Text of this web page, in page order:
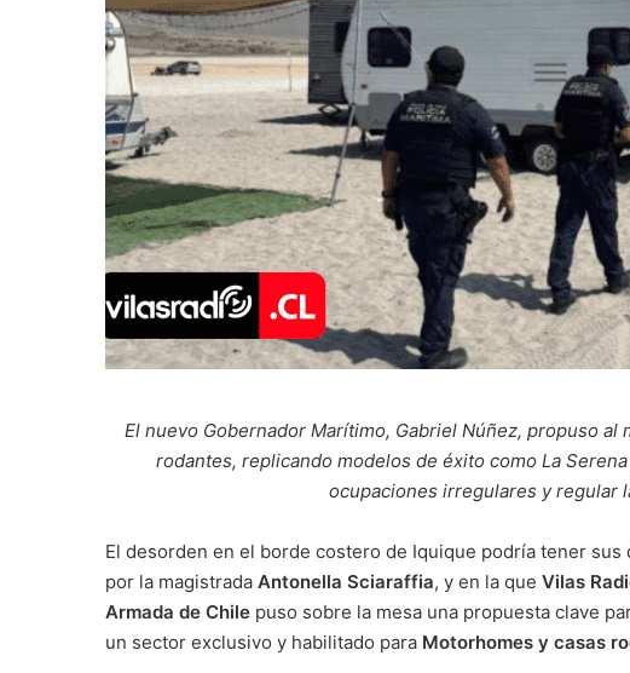
El nuevo Gobernador Marítimo, Gabriel Núñez, propuso
rodantes, replicando modelos de éxito como La
ocupaciones irregulares y regular
El desorden en el borde costero de Iquique podría tener sus
por la magistrada Antonella Sciaraffia, y en la que Vilas
Armada de Chile puso sobre la mesa una propuesta clave
un sector exclusivo y habilitado para Motorhomes y casas